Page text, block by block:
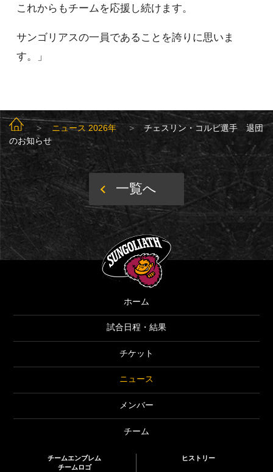
SUNGOLIATH TOP
ニュース 2026年
チェスリン・コルビ選手 退団
のお知らせ
これからもチームを応援し続けます。
サンゴリアスの一員であることを誇りに思いま
す。」
一覧へ
SUNGOLIATH
ホーム
試合日程・結果
チケット
ニュース
メンバー
チーム
チームエンブレム
チームロゴ
ヒストリー